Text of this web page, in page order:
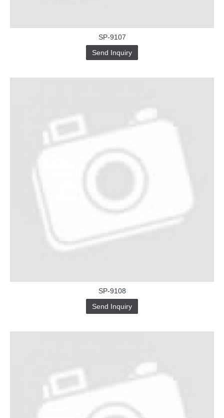
SP-9107
Send Inquiry
SP-9108
Send Inquiry